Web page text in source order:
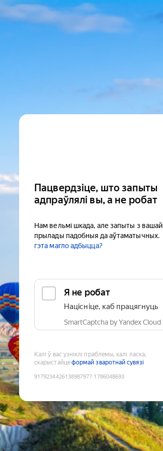
Пацвердзіце, што запыты
адпраўлялі вы, а не робат
Нам вельмі шкада, але запыты з вашай
прылады падобныя да аўтаматычных.
гэта магло адбыцца?
Я не робат
Націсніце, каб працягнуць
SmartCaptcha by Yandex Cloud
Калі ў вас узніклі праблемы, калі ласка,
скарыстайцеформай зваротнай сувязі
9179234426138987977:1786048693